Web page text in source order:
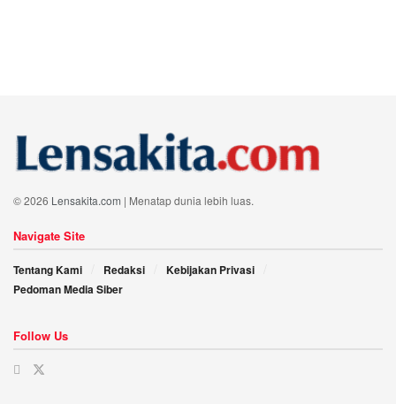
© 2026 Lensakita.com | Menatap dunia lebih luas.
Navigate Site
Tentang Kami Redaksi
Kebijakan Privasi
Pedoman Media Siber
Follow Us